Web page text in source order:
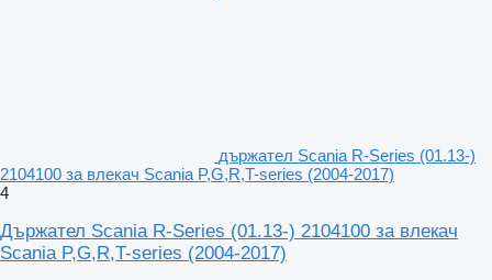
държател Scania R-Series (01.13-)
2104100 за влекач Scania P,G,R,T-series (2004-2017)
4
Държател Scania R-Series (01.13-) 2104100 за влекач
Scania P,G,R,T-series (2004-2017)